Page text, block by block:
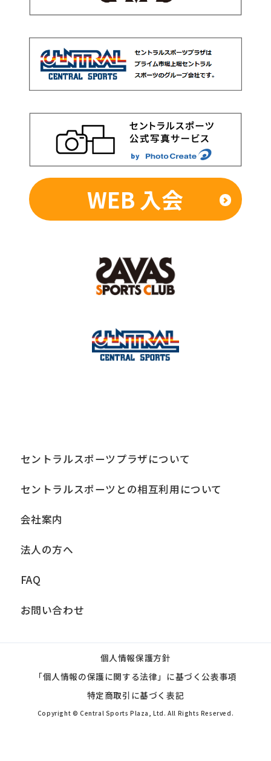
WEB 入会
セントラルスポーツプラザについて
セントラルスポーツとの相互利用について
会社案内
法人の方へ
FAQ
お問い合わせ
個人情報保護方針
「個人情報の保護に関する法律」に基づく公表事項
特定商取引に基づく表記
Copyright © Central Sports Plaza, Ltd. All Rights Reserved.